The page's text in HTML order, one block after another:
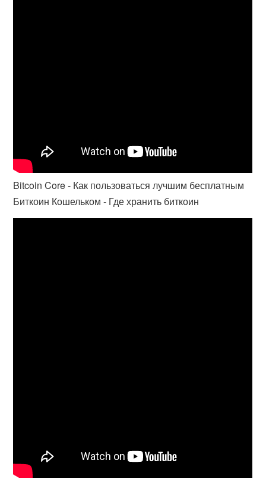
Bitcoin Core - Как пользоваться лучшим бесплатным
Биткоин Кошельком - Где хранить биткоин